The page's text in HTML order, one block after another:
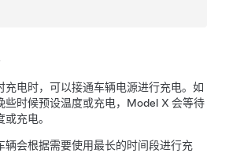
充电时，可以接通车辆电源进行充电。如
时候预设温度或充电， Model X 会等待
充电。
辆会根据需要使用最长的时间段进行充